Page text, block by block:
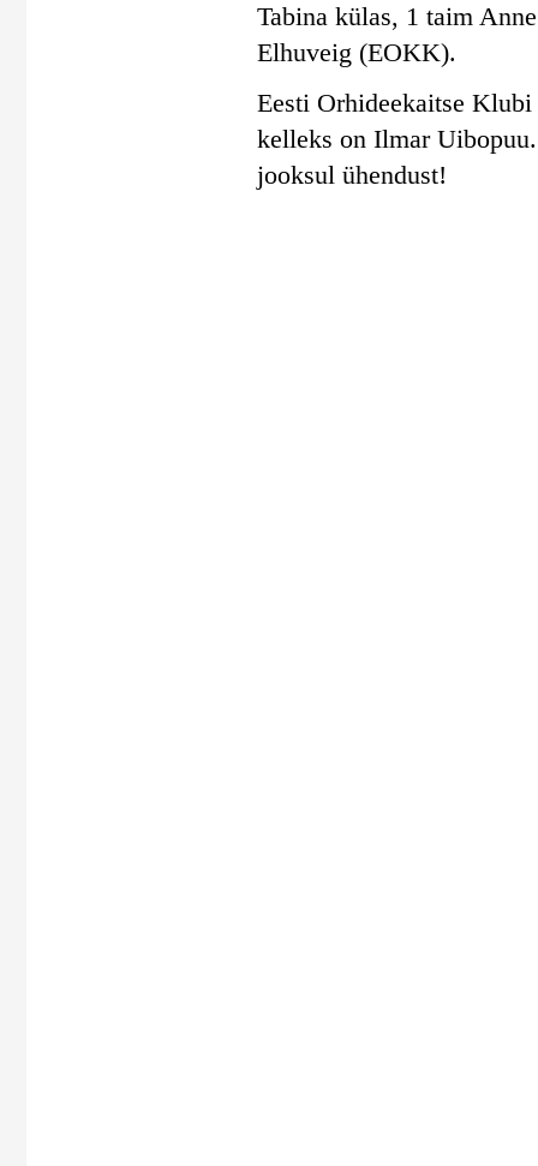
Tabina külas, 1 taim
Elhuveig (EOKK).
Eesti Orhideekaitse
kelleks on Ilmar
jooksul ühendust!